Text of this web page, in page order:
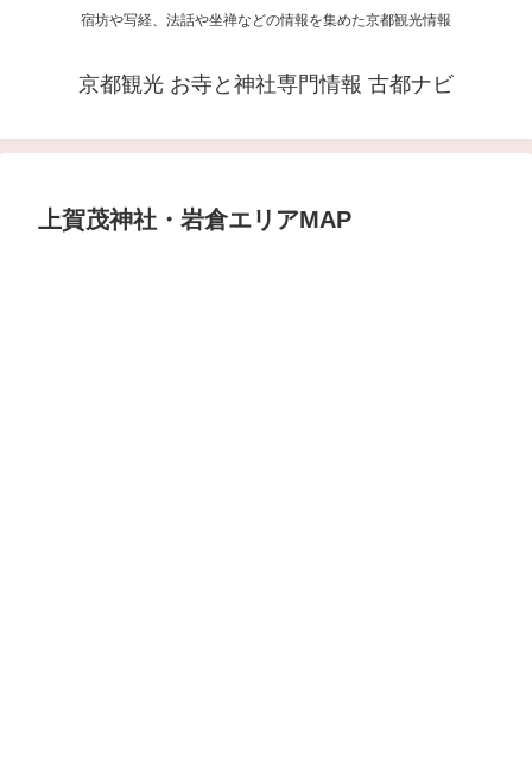
宿坊や写経、法話や坐禅などの情報を集めた京都観光情報
京都観光 お寺と神社専門情報 古都ナビ
上賀茂神社・岩倉エリアMAP